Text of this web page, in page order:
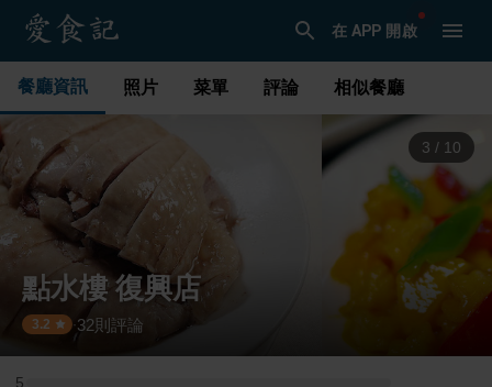
在 APP 開啟
餐廳資訊 照片 菜單 評論 相似餐廳
3 / 10
點水樓 復興店
3.2 ·32 則評論
5